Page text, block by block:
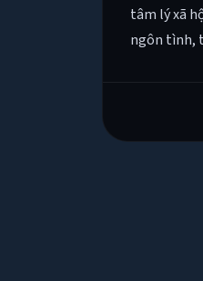
tâm lý xã
ngôn tình,